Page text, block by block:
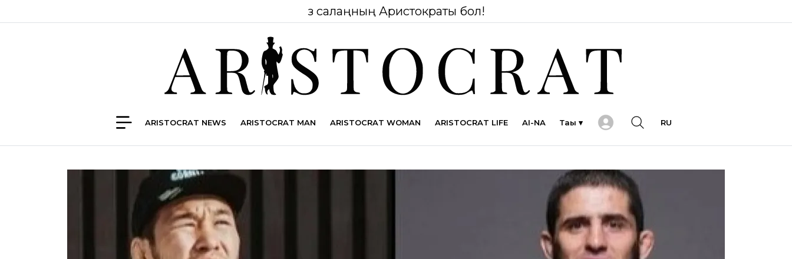
Өз салаңның Аристократы бол!
ARISTOCRAT NEWS ARISTOCRAT MAN ARISTOCRAT WOMAN ARISTOCRAT LIFE AI-NA Тағы ▾ RU